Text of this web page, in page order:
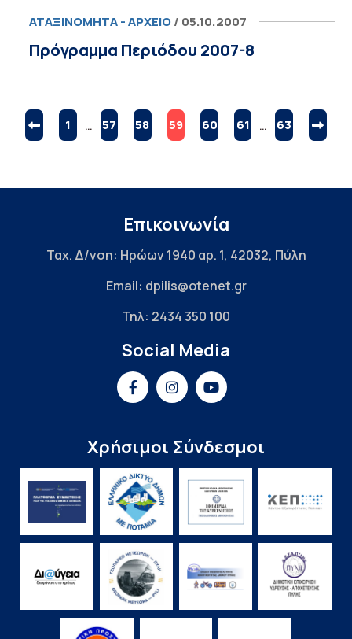
ΑΤΑΞΙΝΌΜΗΤΑ - ΑΡΧΕΊΟ / 05.10.2007
Πρόγραμμα Περιόδου 2007-8
1 … 57 58 59 60 61 … 63
Επικοινωνία
Ταχ. Δ/νση: Ηρώων 1940 αρ. 1, 42032, Πύλη
Email: dpilis@otenet.gr
Τηλ: 2434 350 100
Social Media
Χρήσιμοι Σύνδεσμοι